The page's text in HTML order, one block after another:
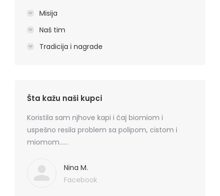
Misija
Naš tim
Tradicija i nagrade
Šta kažu naši kupci
Koristila sam njhove kapi i čaj biomiom i
uspešno resila problem sa polipom, cistom i
miomom……
Nina M.
Facebook